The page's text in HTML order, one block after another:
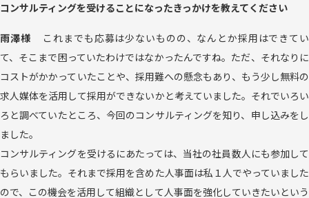
コンサルティングを受けることになったきっかけを教えてください
雨澤様
これまでも応募は少ないものの、なんとか採用はできてい
て、そこまで困っていたわけではなかったんですね。ただ、それなりに
コストがかかっていたことや、採用難への懸念もあり、もう少し無料の
求人媒体を活用して採用ができないかと考えていました。それでいろい
ろと調べていたところ、今回のコンサルティングを知り、申し込みをし
ました。
コンサルティングを受けるにあたっては、当社の社員数人にも参加して
もらいました。それまで採用を含めた人事面は私１人でやっていました
ので、この機会を活用して組織として人事面を強化していきたいという